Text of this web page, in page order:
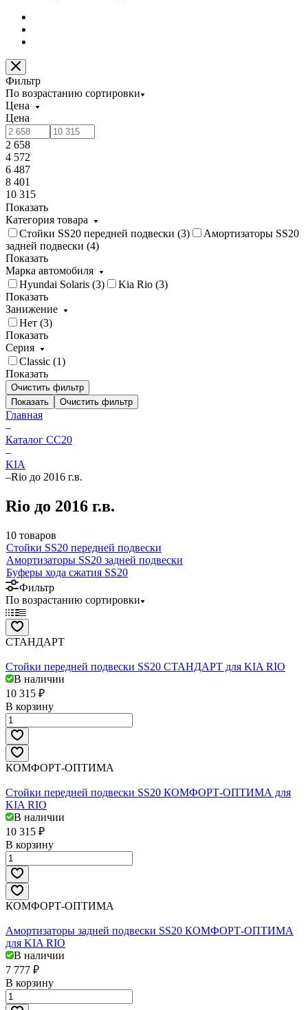
Фильтр
По возрастанию сортировки
Цена
Цена
2 658
4 572
6 487
8 401
10 315
Показать
Категория товара
Стойки SS20 передней подвески (3)
Амортизаторы SS20
задней подвески (4)
Показать
Марка автомобиля
Hyundai Solaris (3) Kia Rio (3)
Показать
Занижение
Нет (3)
Показать
Серия
Classic (1)
Показать
Очистить фильтр
Показать
Очистить фильтр
Главная
–
Каталог CC20
–
KIA
–Rio до 2016 г.в.
Rio до 2016 г.в.
10 товаров
Стойки SS20 передней подвески
Амортизаторы SS20 задней подвески
Буферы хода сжатия SS20
Фильтр
По возрастанию сортировки
СТАНДАРТ
Стойки передней подвески SS20 СТАНДАРТ для KIA RIO
В наличии
10 315 ₽
В корзину
КОМФОРТ-ОПТИМА
Стойки передней подвески SS20 КОМФОРТ-ОПТИМА для
KIA RIO
В наличии
10 315 ₽
В корзину
КОМФОРТ-ОПТИМА
Амортизаторы задней подвески SS20 КОМФОРТ-ОПТИМА
для KIA RIO
В наличии
7 777 ₽
В корзину